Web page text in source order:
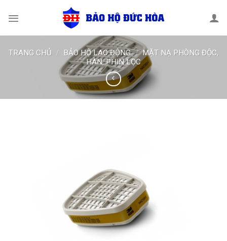
TRANG CHỦ / BẢO HỘ LAO ĐỘNG / MẶT NẠ PHÒNG ĐỘC,
HÀN, PHIN LỌC